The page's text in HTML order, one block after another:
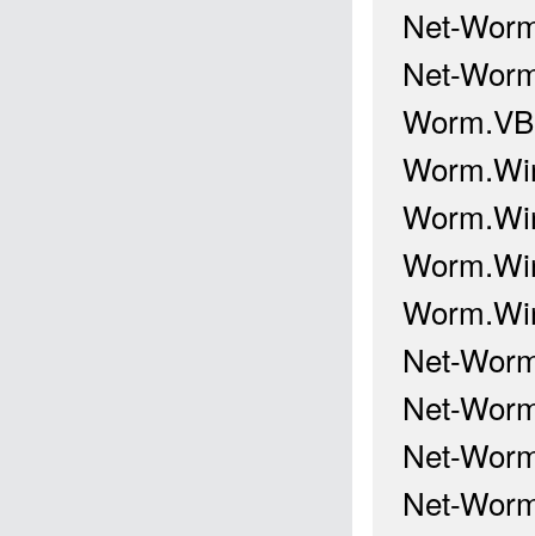
Net-
Net-
Net-
Net-
Net-
Net-